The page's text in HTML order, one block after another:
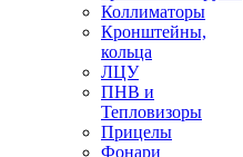
Коллиматоры
Кронштейны,
кольца
ЛЦУ
ПНВ и
Тепловизоры
Прицелы
Фонари